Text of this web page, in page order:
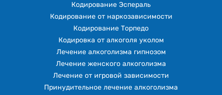
Кодирование Эспераль
Кодирование от наркозависимости
Кодирование Торпедо
Кодировка от алкоголя уколом
Лечение алкоголизма гипнозом
Лечение женского алкоголизма
Лечение от игровой зависимости
Принудительное лечение алкоголизма